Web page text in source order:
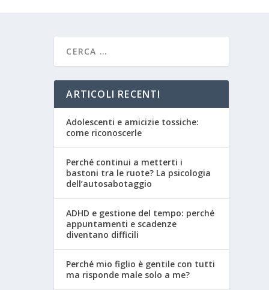
ARTICOLI RECENTI
Adolescenti e amicizie tossiche:
come riconoscerle
Perché continui a metterti i
bastoni tra le ruote? La psicologia
dell’autosabotaggio
ADHD e gestione del tempo: perché
appuntamenti e scadenze
diventano difficili
Perché mio figlio è gentile con tutti
ma risponde male solo a me?